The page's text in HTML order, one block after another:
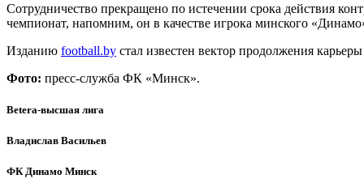
Сотрудничество прекращено по истечении срока действия
чемпионат, напомним, он в качестве игрока минского
Изданию football.by стал известен вектор продолжения
Фото: пресс-служба ФК «Минск».
Betera-высшая лига
Владислав Васильев
ФК Динамо Минск